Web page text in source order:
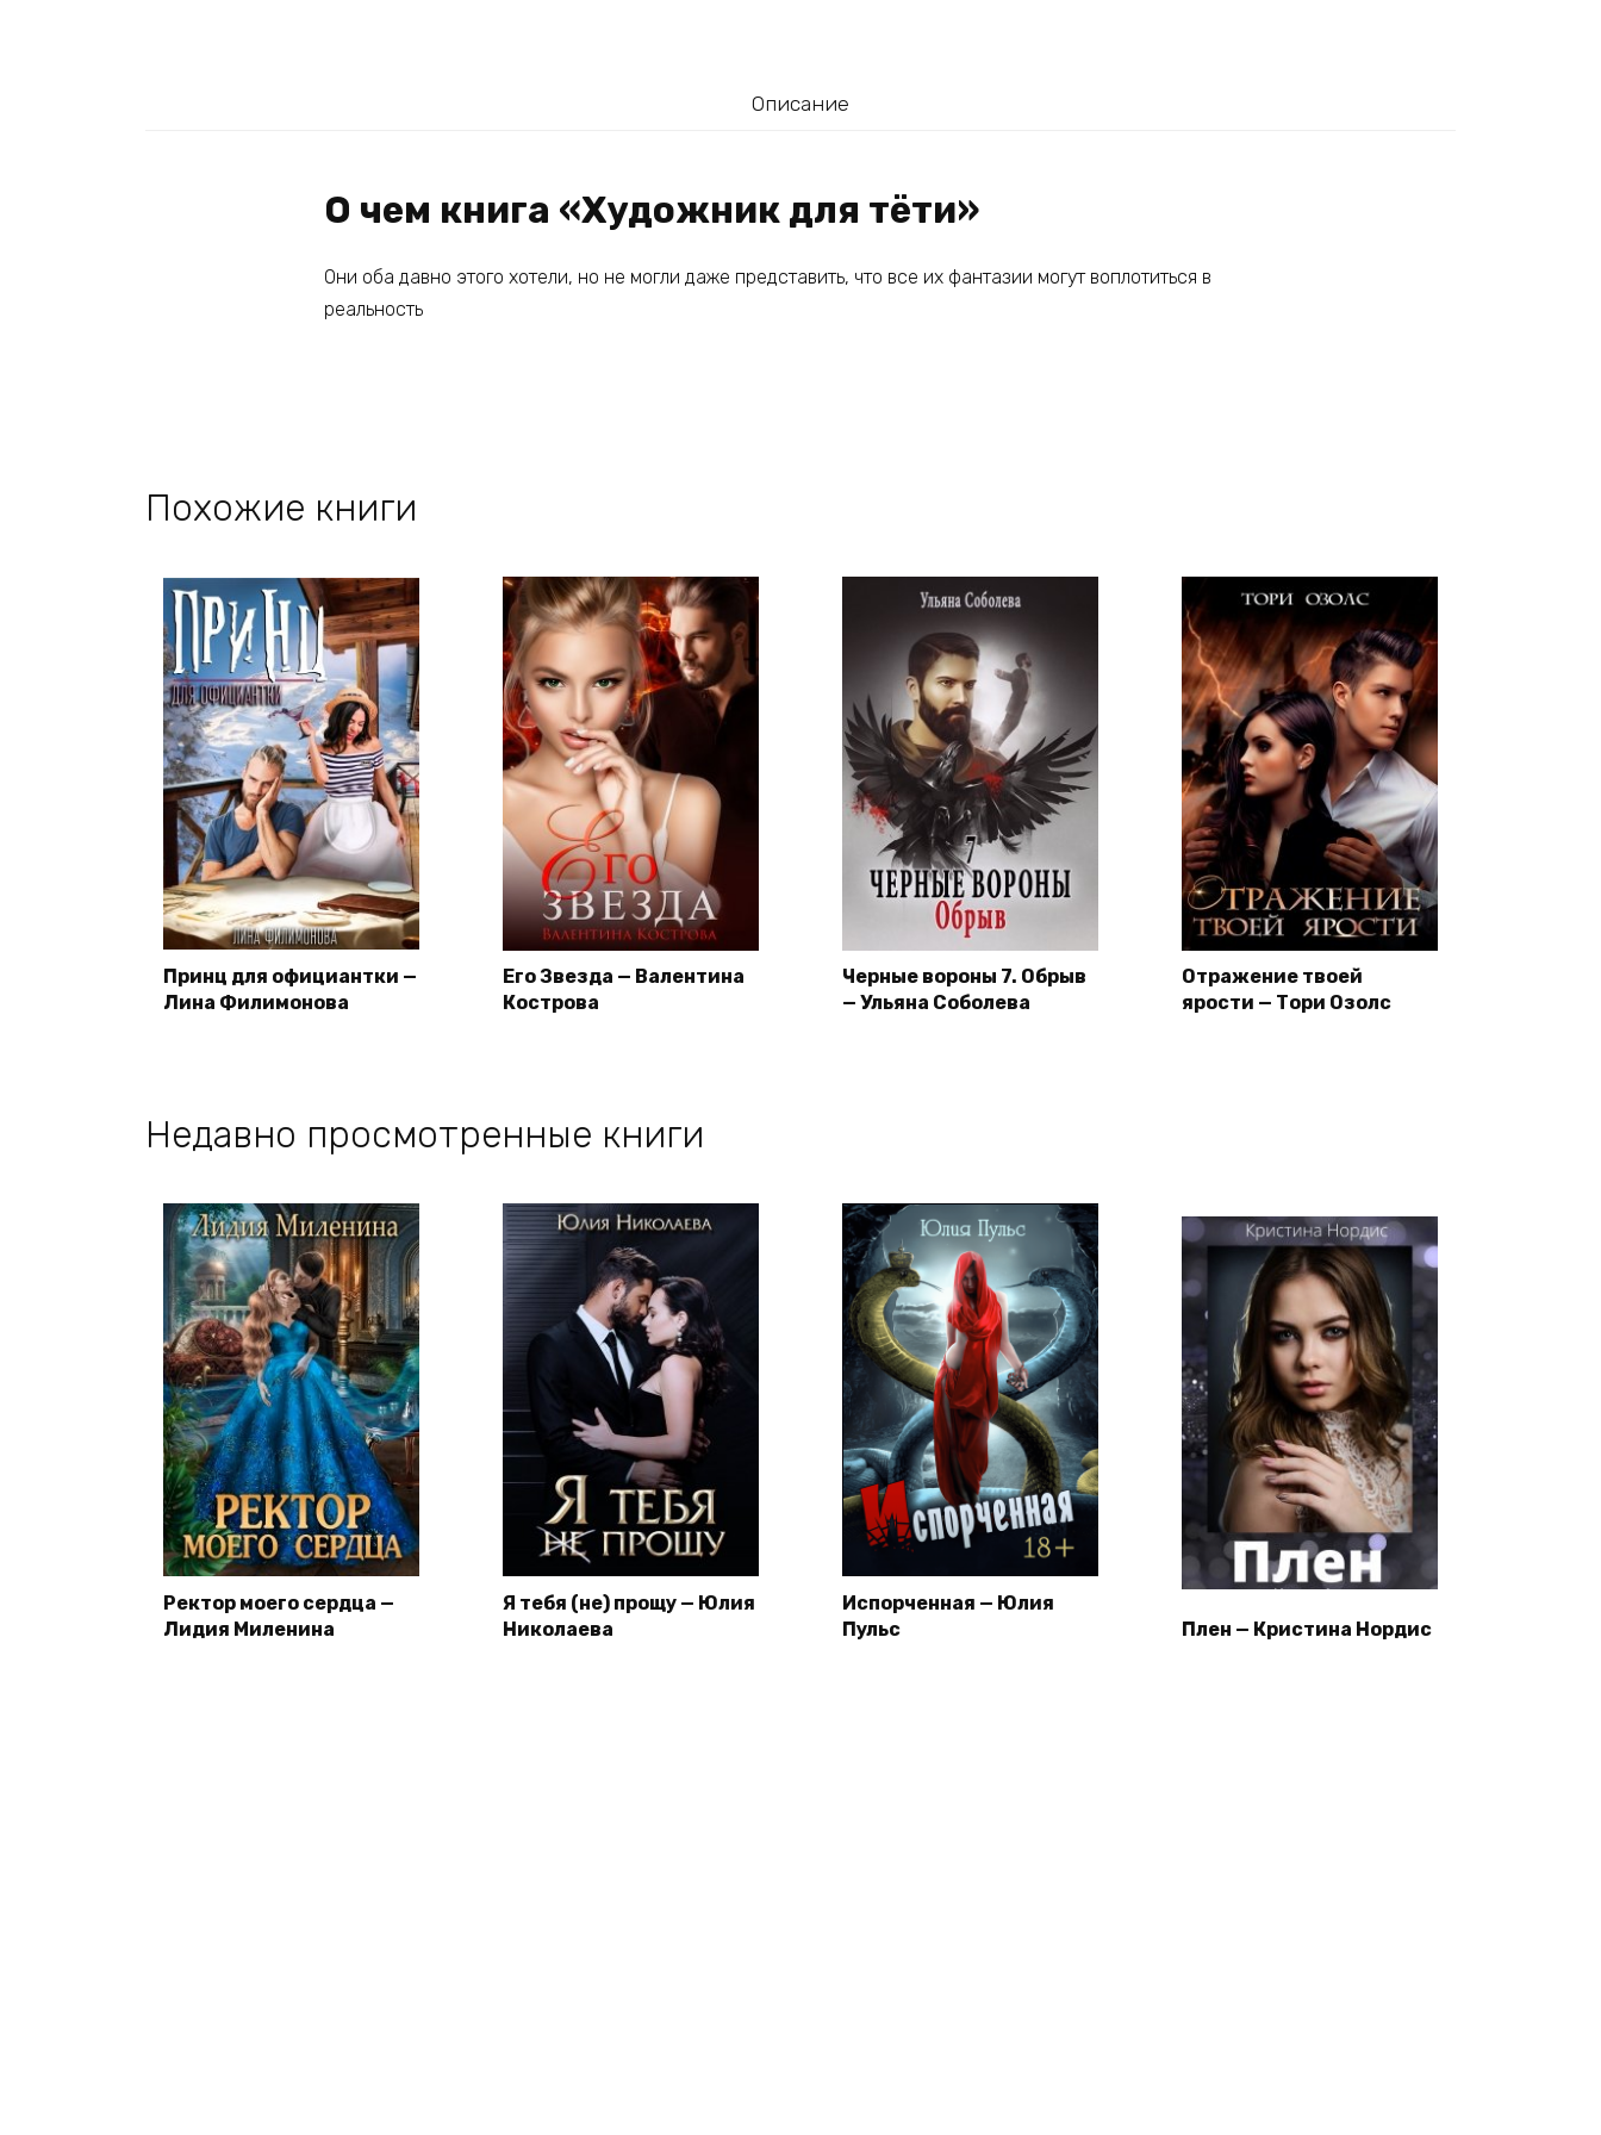
Описание
О чем книга «Художник для тёти»
Они оба давно этого хотели, но не могли даже представить, что все их фантазии могут воплотиться в
реальность
Похожие книги
Принц для официантки —
Лина Филимонова
Его Звезда — Валентина
Кострова
Черные вороны 7. Обрыв
— Ульяна Соболева
Отражение твоей
ярости — Тори Озолс
Недавно просмотренные книги
Ректор моего сердца —
Лидия Миленина
Я тебя (не) прощу — Юлия
Николаева
Испорченная — Юлия
Пульс
Плен — Кристина Нордис